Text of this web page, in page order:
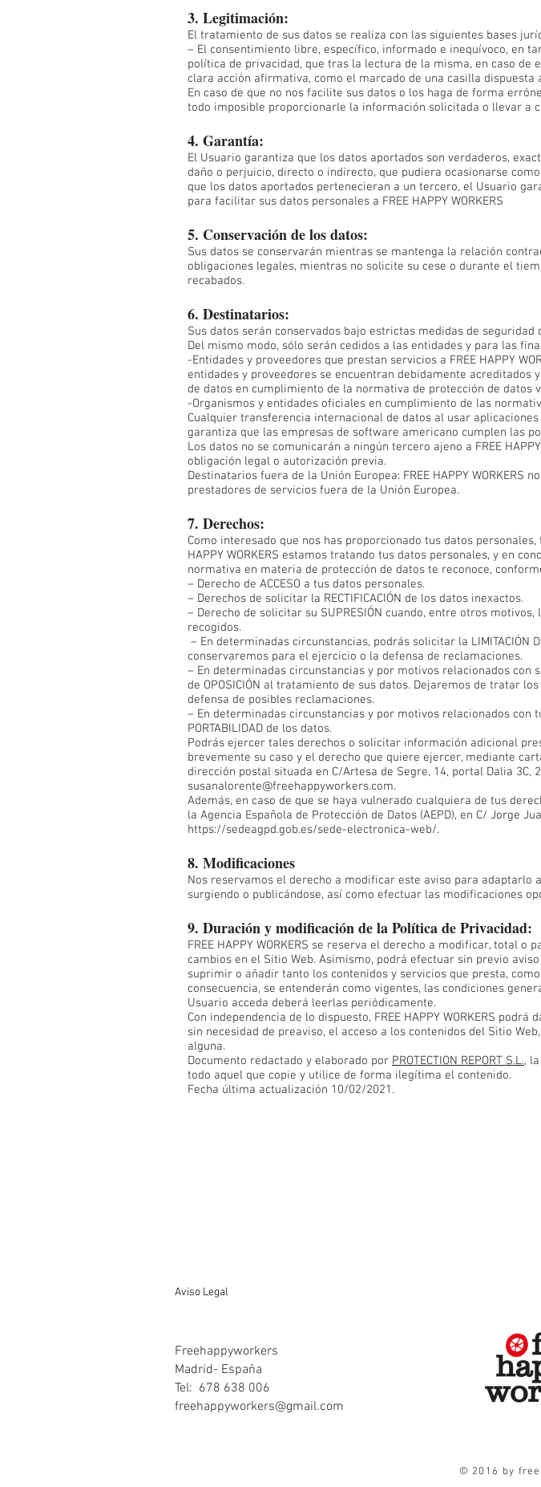
3. Legitimación:
El tratamiento de sus datos se realiza con las siguientes bases
– El consentimiento libre, específico, informado e inequívoco, en
política de privacidad, que tras la lectura de la misma, en caso
clara acción afirmativa, como el marcado de una casilla dispuesta
En caso de que no nos facilite sus datos o los haga de forma
todo imposible proporcionarle la información solicitada o llevar a
4. Garantía:
El Usuario garantiza que los datos aportados son verdaderos,
daño o perjuicio, directo o indirecto, que pudiera ocasionarse
que los datos aportados pertenecieran a un tercero, el Usuario
para facilitar sus datos personales a FREE HAPPY WORKERS
5. Conservación de los datos:
Sus datos se conservarán mientras se mantenga la relación
obligaciones legales, mientras no solicite su cese o durante el
recabados.
6. Destinatarios:
Sus datos serán conservados bajo estrictas medidas de
Del mismo modo, sólo serán cedidos a las entidades y para las
-Entidades y proveedores que prestan servicios a FREE HAPPY
entidades y proveedores se encuentran debidamente
de datos en cumplimiento de la normativa de protección de datos
-Organismos y entidades oficiales en cumplimiento de las
Cualquier transferencia internacional de datos al usar
garantiza que las empresas de software americano cumplen las
Los datos no se comunicarán a ningún tercero ajeno a FREE
obligación legal o autorización previa.
Destinatarios fuera de la Unión Europea: FREE HAPPY
prestadores de servicios fuera de la Unión Europea.
7. Derechos:
Como interesado que nos has proporcionado tus datos
HAPPY WORKERS estamos tratando tus datos personales, y en
normativa en materia de protección de datos te reconoce,
– Derecho de ACCESO a tus datos personales.
– Derechos de solicitar la RECTIFICACIÓN de los datos inexactos.
– Derecho de solicitar su SUPRESIÓN cuando, entre otros
recogidos.
– En determinadas circunstancias, podrás solicitar la LIMITACIÓN
conservaremos para el ejercicio o la defensa de reclamaciones.
– En determinadas circunstancias y por motivos relacionados
de OPOSICIÓN al tratamiento de sus datos. Dejaremos de tratar
defensa de posibles reclamaciones.
– En determinadas circunstancias y por motivos relacionados
PORTABILIDAD de los datos.
Podrás ejercer tales derechos o solicitar información adicional
brevemente su caso y el derecho que quiere ejercer, mediante
dirección postal situada en C/Artesa de Segre, 14, portal Dalia
susanalorente@freehappyworkers.com.
Además, en caso de que se haya vulnerado cualquiera de tus
la Agencia Española de Protección de Datos (AEPD), en C/ Jorge
https://sedeagpd.gob.es/sede-electronica-web/.
8. Modificaciones
Nos reservamos el derecho a modificar este aviso para adaptarlo
surgiendo o publicándose, así como efectuar las modificaciones
9. Duración y modificación de la Política de Privacidad:
FREE HAPPY WORKERS se reserva el derecho a modificar, total
cambios en el Sitio Web. Asimismo, podrá efectuar sin previo
suprimir o añadir tanto los contenidos y servicios que presta,
consecuencia, se entenderán como vigentes, las condiciones
Usuario acceda deberá leerlas periódicamente.
Con independencia de lo dispuesto, FREE HAPPY WORKERS
sin necesidad de preaviso, el acceso a los contenidos del Sitio
alguna.
Documento redactado y elaborado por PROTECTION REPORT S.L.,
todo aquel que copie y utilice de forma ilegítima el contenido.
Fecha última actualización 10/02/2021.
Aviso Legal
Freehappyworkers
Madrid- España
Tel: 678 638 006
freehappyworkers@gmail.com
© 2016 by